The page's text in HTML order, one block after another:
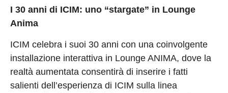
I 30 anni di ICIM: uno “stargate” in Lounge
Anima
ICIM celebra i suoi 30 anni con una coinvolgente
installazione interattiva in Lounge ANIMA, dove la
realtà aumentata consentirà di inserire i fatti
salienti dell’esperienza di ICIM sulla linea